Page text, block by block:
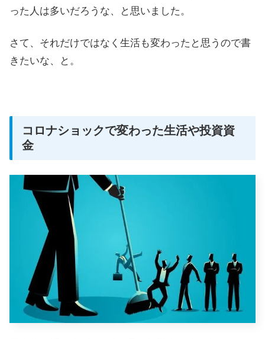
った人は多いだろうな、と思いました。
さて、それだけではなく生活も変わったと思うので書
きたいな、と。
コロナショックで変わった生活や投資資
金